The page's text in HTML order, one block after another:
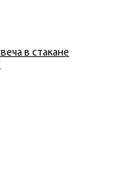
в стакане